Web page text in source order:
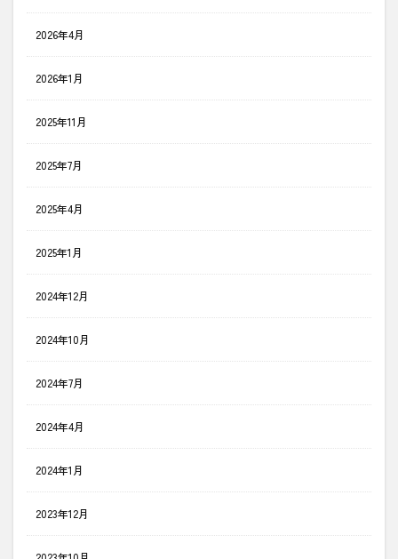
2026年4月
2026年1月
2025年11月
2025年7月
2025年4月
2025年1月
2024年12月
2024年10月
2024年7月
2024年4月
2024年1月
2023年12月